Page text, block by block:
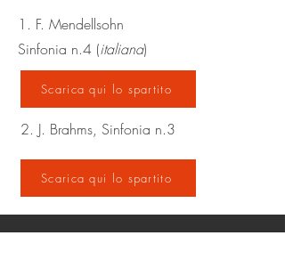
1. F. Mendellsohn
Sinfonia n.4 (italiana)
Scarica qui lo spartito
2. J. Brahms, Sinfonia n.3
Scarica qui lo spartito